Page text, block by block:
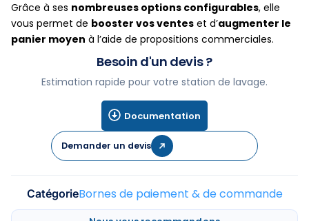
Grâce à ses nombreuses options configurables, elle
vous permet de booster vos ventes et d’augmenter le
panier moyen à l’aide de propositions commerciales.
Besoin d'un devis ?
Estimation rapide pour votre station de lavage.
Documentation
Demander un devis
CatégorieBornes de paiement & de commande